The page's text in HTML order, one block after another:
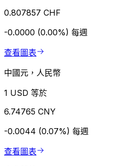
0.807857 CHF
-0.0000 (0.00%) 每週
查看圖表
中國元，人民幣
1 USD 等於
6.74765 CNY
-0.0044 (0.07%) 每週
查看圖表